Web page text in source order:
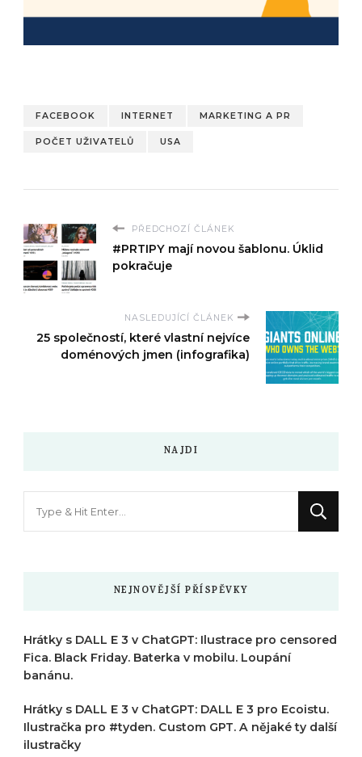
FACEBOOK INTERNET MARKETING A PR
POČET UŽIVATELŮ USA
PŘEDCHOZÍ ČLÁNEK
#PRTIPY mají novou šablonu. Úklid
pokračuje
NASLEDUJÍCÍ ČLÁNEK
25 společností, které vlastní nejvíce
doménových jmen (infografika)
NAJDI
NEJNOVĚJŠÍ PŘÍSPĚVKY
Hrátky s DALL E 3 v ChatGPT: Ilustrace pro censored
Fica. Black Friday. Baterka v mobilu. Loupání
banánu.
Hrátky s DALL E 3 v ChatGPT: DALL E 3 pro Ecoistu.
Ilustračka pro #tyden. Custom GPT. A nějaké ty další
ilustračky